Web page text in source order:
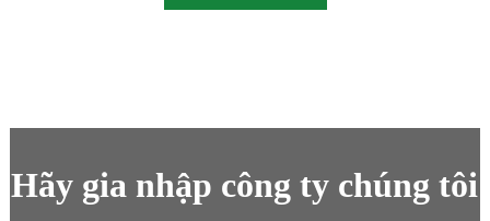
Hãy gia nhập công ty chúng tôi